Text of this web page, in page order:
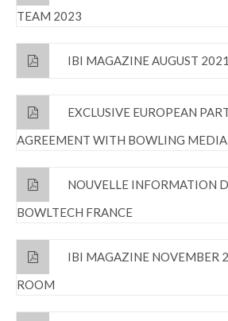
TEAM 2023
IBI MAGAZINE AUGUST
EXCLUSIVE EUROPEAN
AGREEMENT WITH BOWLING MEDIA
NOUVELLE INFORMATION
BOWLTECH FRANCE
IBI MAGAZINE NOVEMBER
ROOM